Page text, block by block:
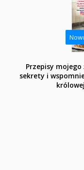
Przepisy
sekrety i